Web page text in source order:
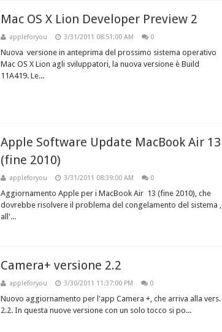
Mac OS X Lion Developer Preview 2
appleforyou 3/31/2011 08:51:00 AM 0
Nuova versione in anteprima del prossimo sistema operativo
Mac OS X Lion agli sviluppatori, la nuova versione è Build
11A419. Le...
Apple Software Update MacBook Air 13
(fine 2010)
appleforyou 3/31/2011 08:39:00 AM 0
Aggiornamento Apple per i MacBook Air 13 (fine 2010), che
dovrebbe risolvere il problema del congelamento del sistema ,
all'...
Camera+ versione 2.2
appleforyou 3/30/2011 11:37:00 PM 0
Nuovo aggiornamento per l'app Camera +, che arriva alla vers.
2.2. In questa nuove versione con un solo tocco si po...